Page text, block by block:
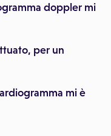
doppler mi
per un
mi è